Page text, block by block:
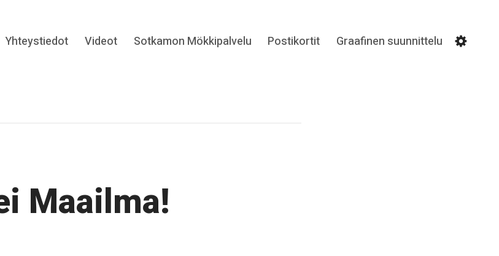
Yhteystiedot Videot Sotkamon Mökkipalvelu Postikortit Graafinen suunnittelu
Maailma!